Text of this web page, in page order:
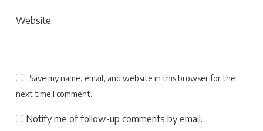
Website:
Save my name, email, and website in this browser for the
next time I comment.
Notify me of follow-up comments by email.